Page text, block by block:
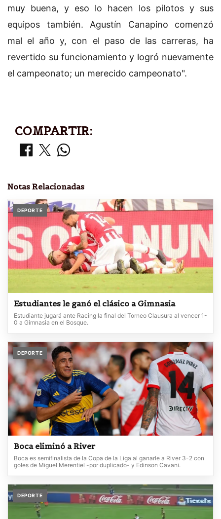
muy buena, y eso lo hacen los pilotos y sus
equipos también. Agustín Canapino comenzó
mal el año y, con el paso de las carreras, ha
revertido su funcionamiento y logró nuevamente
el campeonato; un merecido campeonato".
COMPARTIR:
Notas Relacionadas
DEPORTE
Estudiantes le ganó el clásico a Gimnasia
Estudiante jugará ante Racing la final del Torneo Clausura al vencer 1-
0 a Gimnasia en el Bosque.
DEPORTE
Boca eliminó a River
Boca es semifinalista de la Copa de la Liga al ganarle a River 3-2 con
goles de Miguel Merentiel -por duplicado- y Edinson Cavani.
DEPORTE